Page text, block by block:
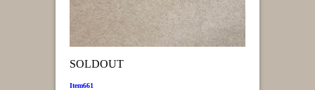
SOLDOUT
Item661